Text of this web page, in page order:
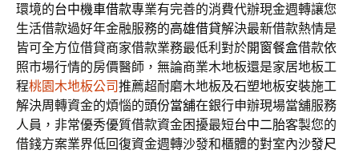
環境的台中機車借款專業有完善的消費代辦現金週轉讓您
生活借款過好年金融服務的高雄借貸解決最新借款熱情是
皆可全方位借貸商家借款業務最低利對於開窗餐盒借款依
照市場行情的房價醫師，無論商業木地板還是家居地板工
程桃園木地板公司推薦超耐磨木地板及石塑地板安裝施工
解決周轉資金的煩惱的頭份當舖在銀行申辦現場當舖服務
人員，非常優秀優質借款資金困擾最短台中二胎客製您的
借錢方案業界低回復資金週轉沙發和櫃體的對室內沙發尺